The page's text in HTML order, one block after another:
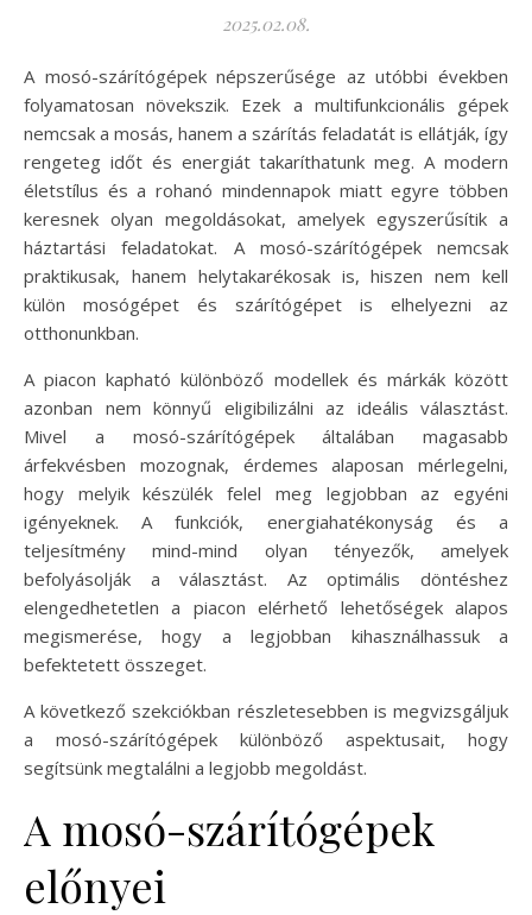
2025.02.08.
A mosó-szárítógépek népszerűsége az utóbbi években
folyamatosan növekszik. Ezek a multifunkcionális gépek
nemcsak a mosás, hanem a szárítás feladatát is ellátják, így
rengeteg időt és energiát takaríthatunk meg. A modern
életstílus és a rohanó mindennapok miatt egyre többen
keresnek olyan megoldásokat, amelyek egyszerűsítik a
háztartási feladatokat. A mosó-szárítógépek nemcsak
praktikusak, hanem helytakarékosak is, hiszen nem kell
külön mosógépet és szárítógépet is elhelyezni az
otthonunkban.
A piacon kapható különböző modellek és márkák között
azonban nem könnyű eligibilizálni az ideális választást.
Mivel a mosó-szárítógépek általában magasabb
árfekvésben mozognak, érdemes alaposan mérlegelni,
hogy melyik készülék felel meg legjobban az egyéni
igényeknek. A funkciók, energiahatékonyság és a
teljesítmény mind-mind olyan tényezők, amelyek
befolyásolják a választást. Az optimális döntéshez
elengedhetetlen a piacon elérhető lehetőségek alapos
megismerése, hogy a legjobban kihasználhassuk a
befektetett összeget.
A következő szekciókban részletesebben is megvizsgáljuk
a mosó-szárítógépek különböző aspektusait, hogy
segítsünk megtalálni a legjobb megoldást.
A mosó-szárítógépek
előnyei